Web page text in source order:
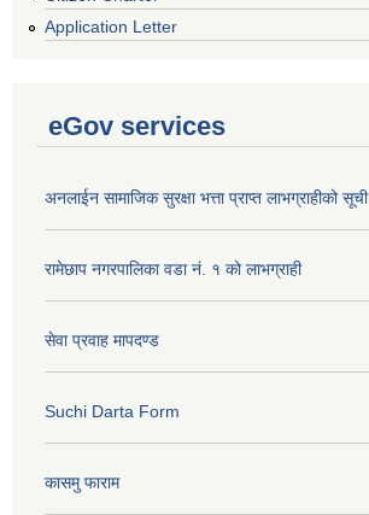
Application Letter
eGov services
अनलाईन सामाजिक सुरक्षा भत्ता प्राप्त लाभग्राहीको सूची
रामेछाप नगरपालिका वडा नं. १ को लाभग्राही
सेवा प्रवाह मापदण्ड
Suchi Darta Form
कासमु फाराम